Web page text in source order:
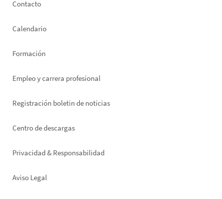
Footer
Contacto
Calendario
Formación
Empleo y carrera profesional
Registración boletin de noticias
Footer
Centro de descargas
Privacidad & Responsabilidad
Aviso Legal